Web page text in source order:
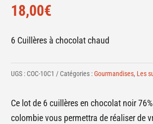
18,00€
6 Cuillères à chocolat chaud
UGS : COC-10C1 Catégories :Gourmandises, Les
Ce lot de 6 cuillères en chocolat noir
colombie vous permettra de réaliser de